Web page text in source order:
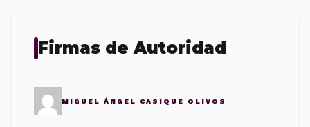
Firmas de Autoridad
MIGUEL ÁNGEL CASIQUE OLIVOS